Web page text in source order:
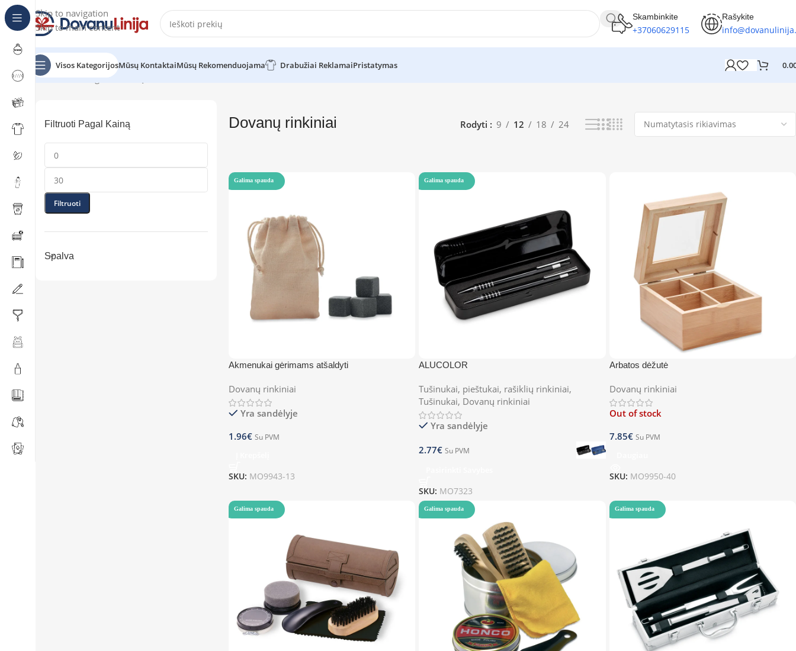
Skip to navigation
Skip to main content
Skambinkite
+37060629115
Rašykite
Visos KategorijosMūsų KontaktaiMūsų Rekomenduojama Drabužiai ReklamaiPristatymas
Pradžia Katalogas Dovanų rinkiniai
Filtruoti Pagal Kainą
Filtruoti
Spalva
Dovanų rinkiniai Rodyti 9 12 18 24
Galima spauda
Akmenukai gėrimams atšaldyti
Dovanų rinkiniai
Yra sandėlyje
1.96€ Su PVM
SKU: MO9943-13
Galima spauda
ALUCOLOR
Tušinukai, pieštukai, rašiklių rinkiniai,
Tušinukai, Dovanų rinkiniai
Yra sandėlyje
2.77€ Su PVM
SKU: MO7323
Arbatos dėžutė
Dovanų rinkiniai
Out of stock
7.85€ Su PVM
SKU: MO9950-40
Galima spauda Galima spauda Galima spauda